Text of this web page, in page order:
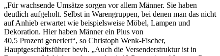
„Für wachsende Umsätze sorgen vor allem Männer. Sie haben
deutlich aufgeholt. Selbst in Warengruppen, bei denen man das nicht
auf Anhieb erwartet wie beispielsweise Möbel, Lampen und
Dekoration. Hier haben Männer ein Plus von
40,5 Prozent generiert“, so Christoph Wenk-Fischer,
Hauptgeschäftsführer bevh. „Auch die Versenderstruktur ist in